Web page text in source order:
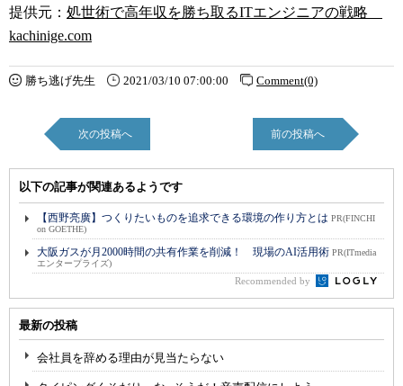
提供元： 処世術で高年収を勝ち取るITエンジニアの戦略
kachinige.com
勝ち逃げ先生 2021/03/10 07:00:00 Comment(0)
次の投稿へ 前の投稿へ
以下の記事が関連あるようです
【西野亮廣】つくりたいものを追求できる環境の作り方とは PR(FINCHI
on GOETHE)
大阪ガスが月2000時間の共有作業を削減！ 現場のAI活用術 PR(ITmedia
エンタープライズ)
Recommended by
最新の投稿
会社員を辞める理由が見当たらない